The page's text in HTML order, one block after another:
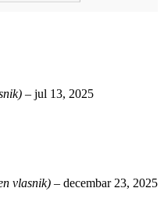
– jul 13, 2025
vlasnik) – decembar 23, 2025